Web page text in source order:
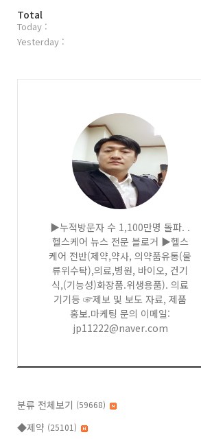
방
문
자
Total
Today :
Yesterday :
▶누적방문자 수 1,100만명 돌파. .
헬스케어 뉴스 전문 블로거 ▶헬스
케어 전반(제약,약사, 의약품유통(물
류위수탁),의료,병원, 바이오, 건기
식,(기능성)화장품.위생용품). 의료
기기등 ☞제보 및 보도 자료, 제품
홍보.마케팅 문의 이메일:
jp11222@naver.com
분류 전체보기 (59668)
◆제약 (25101)